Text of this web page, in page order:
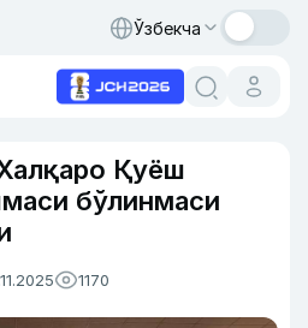
Ўзбекча
Қуёш
бўлинмаси
1170